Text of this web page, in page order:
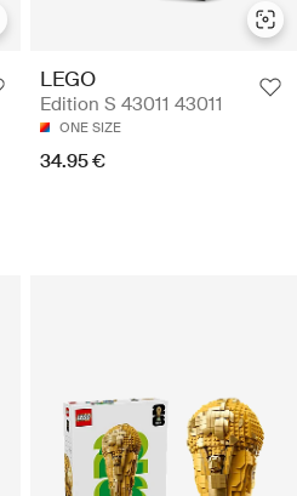
LEGO
Edition S 43011 43011
ONE SIZE
34.95 €